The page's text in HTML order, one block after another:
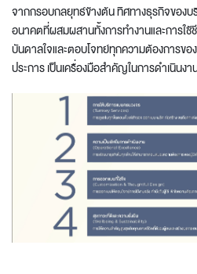
จากกรอบกลยุทธ์ข้างต้น ทิศทางธุรกิจของ
อนาคตที่ผสมผสานทั้งการทำงานและการใ
บันดาลใจและตอบโจทย์ทุกความต้องการข
ประการ เป็นเครื่องมือสำคัญในการดำเนินงา